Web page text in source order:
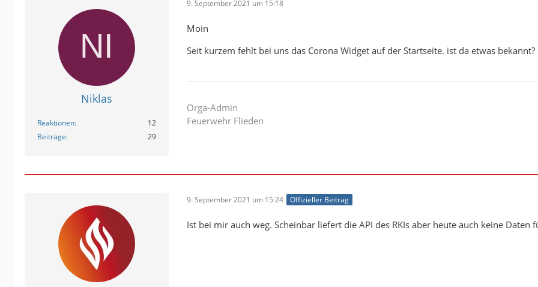
Niklas
Reaktionen
12
Beiträge
29
9. September 2021 um 15:18
Moin
Seit kurzem fehlt bei uns das Corona Widget auf der Startseite. ist da etwas bekannt?
Orga-Admin
Feuerwehr Flieden
9. September 2021 um 15:24 Offizieller Beitrag
Ist bei mir auch weg. Scheinbar liefert die API des RKIs aber heute auch keine Daten